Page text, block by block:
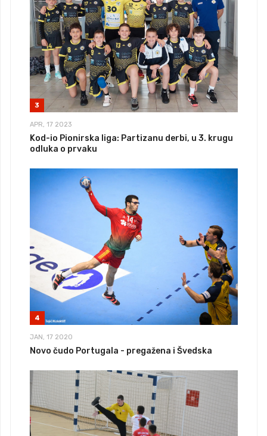
3
APR, 17 2023
Kod-io Pionirska liga: Partizanu derbi, u 3. krugu
odluka o prvaku
4
JAN, 17 2020
Novo čudo Portugala - pregažena i Švedska